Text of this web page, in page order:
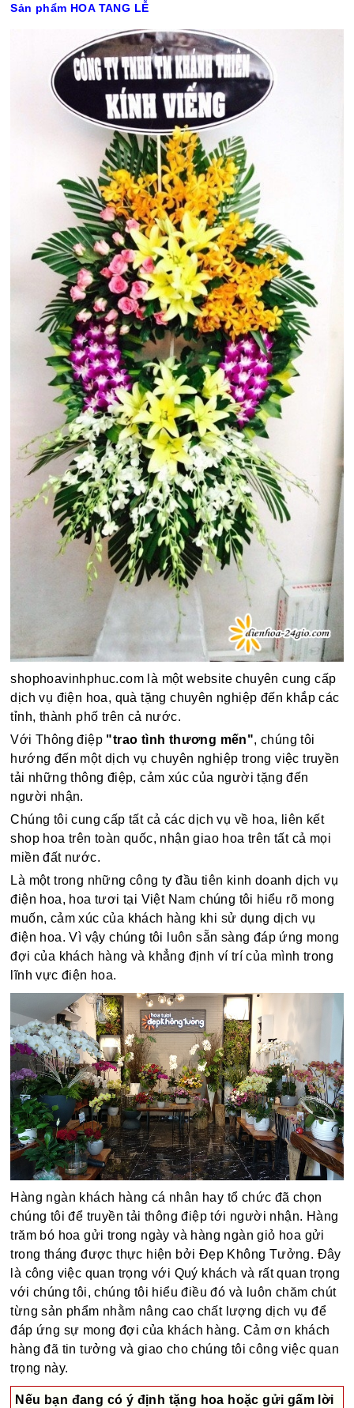
Sản phẩm HOA TANG LỄ
shophoavinhphuc.com là một website chuyên cung cấp
dịch vụ điện hoa, quà tặng chuyên nghiệp đến khắp các
tỉnh, thành phố trên cả nước.
Với Thông điệp "trao tình thương mến", chúng tôi
hướng đến một dịch vụ chuyên nghiệp trong việc truyền
tải những thông điệp, cảm xúc của người tặng đến
người nhận.
Chúng tôi cung cấp tất cả các dịch vụ về hoa, liên kết
shop hoa trên toàn quốc, nhận giao hoa trên tất cả mọi
miền đất nước.
Là một trong những công ty đầu tiên kinh doanh dịch vụ
điện hoa, hoa tươi tại Việt Nam chúng tôi hiểu rõ mong
muốn, cảm xúc của khách hàng khi sử dụng dịch vụ
điện hoa. Vì vậy chúng tôi luôn sẵn sàng đáp ứng mong
đợi của khách hàng và khẳng định ví trí của mình trong
lĩnh vực điện hoa.
Hàng ngàn khách hàng cá nhân hay tổ chức đã chọn
chúng tôi để truyền tải thông điệp tới người nhận. Hàng
trăm bó hoa gửi trong ngày và hàng ngàn giỏ hoa gửi
trong tháng được thực hiện bởi Đẹp Không Tưởng. Đây
là công việc quan trọng với Quý khách và rất quan trọng
với chúng tôi, chúng tôi hiểu điều đó và luôn chăm chút
từng sản phẩm nhằm nâng cao chất lượng dịch vụ để
đáp ứng sự mong đợi của khách hàng. Cảm ơn khách
hàng đã tin tưởng và giao cho chúng tôi công việc quan
trọng này.
Nếu bạn đang có ý định tặng hoa hoặc gửi gấm lời